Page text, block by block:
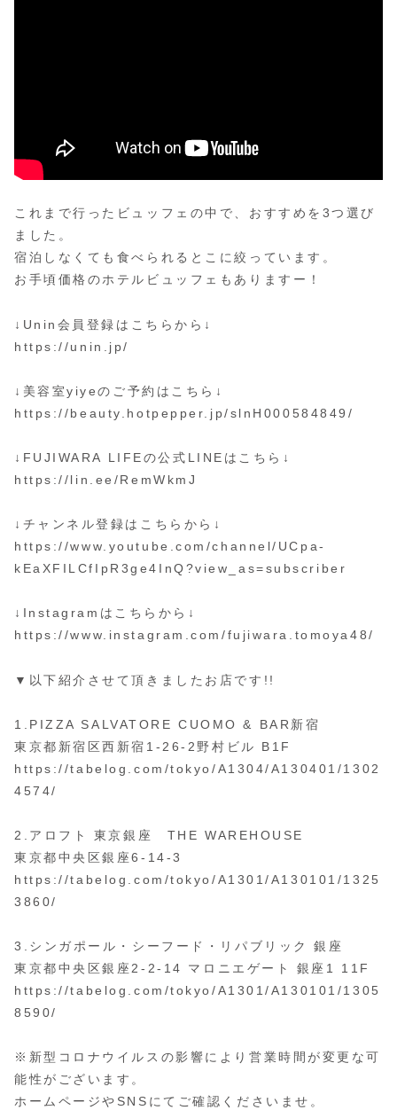
これまで行ったビュッフェの中で、おすすめを3つ選び
ました。
宿泊しなくても食べられるとこに絞っています。
お手頃価格のホテルビュッフェもありますー！
↓Unin会員登録はこちらから↓
https://unin.jp/
↓美容室yiyeのご予約はこちら↓
https://beauty.hotpepper.jp/slnH000584849/
↓FUJIWARA LIFEの公式LINEはこちら↓
https://lin.ee/RemWkmJ
↓チャンネル登録はこちらから↓
https://www.youtube.com/channel/UCpa-
kEaXFILCfIpR3ge4InQ?view_as=subscriber
↓Instagramはこちらから↓
https://www.instagram.com/fujiwara.tomoya48/
▼以下紹介させて頂きましたお店です!!
1.PIZZA SALVATORE CUOMO & BAR新宿
東京都新宿区西新宿1-26-2野村ビル B1F
https://tabelog.com/tokyo/A1304/A130401/1302
4574/
2.アロフト 東京銀座 THE WAREHOUSE
東京都中央区銀座6-14-3
https://tabelog.com/tokyo/A1301/A130101/1325
3860/
3.シンガポール・シーフード・リパブリック 銀座
東京都中央区銀座2-2-14 マロニエゲート 銀座1 11F
https://tabelog.com/tokyo/A1301/A130101/1305
8590/
※新型コロナウイルスの影響により営業時間が変更な可
能性がございます。
ホームページやSNSにてご確認くださいませ。